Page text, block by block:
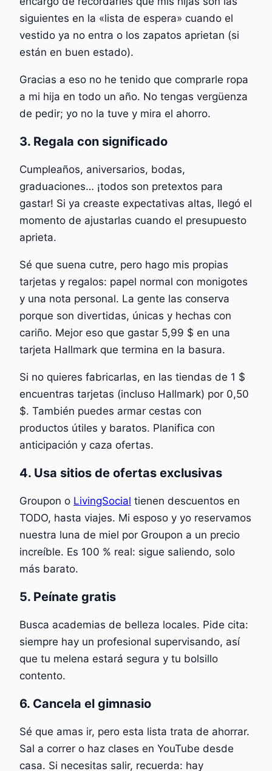
siguientes en la «lista de espera» cuando el
vestido ya no entra o los zapatos aprietan (si
están en buen estado).
Gracias a eso no he tenido que comprarle ropa
a mi hija en todo un año. No tengas vergüenza
de pedir; yo no la tuve y mira el ahorro.
3. Regala con significado
Cumpleaños, aniversarios, bodas,
graduaciones… ¡todos son pretextos para
gastar! Si ya creaste expectativas altas, llegó el
momento de ajustarlas cuando el presupuesto
aprieta.
Sé que suena cutre, pero hago mis propias
tarjetas y regalos: papel normal con monigotes
y una nota personal. La gente las conserva
porque son divertidas, únicas y hechas con
cariño. Mejor eso que gastar 5,99 $ en una
tarjeta Hallmark que termina en la basura.
Si no quieres fabricarlas, en las tiendas de 1 $
encuentras tarjetas (incluso Hallmark) por 0,50
$. También puedes armar cestas con
productos útiles y baratos. Planifica con
anticipación y caza ofertas.
4. Usa sitios de ofertas exclusivas
Groupon o LivingSocial tienen descuentos en
TODO, hasta viajes. Mi esposo y yo reservamos
nuestra luna de miel por Groupon a un precio
increíble. Es 100 % real: sigue saliendo, solo
más barato.
5. Peínate gratis
Busca academias de belleza locales. Pide cita:
siempre hay un profesional supervisando, así
que tu melena estará segura y tu bolsillo
contento.
6. Cancela el gimnasio
Sé que amas ir, pero esta lista trata de ahorrar.
Sal a correr o haz clases en YouTube desde
casa. Si necesitas salir, recuerda: hay